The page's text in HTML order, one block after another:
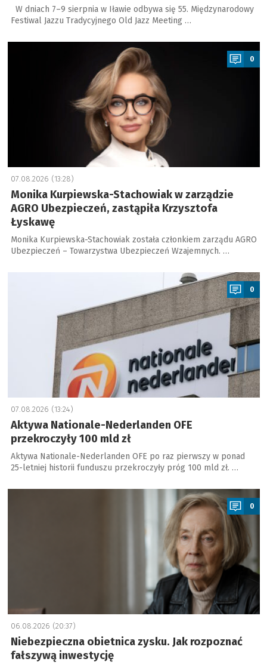
W dniach 7–9 sierpnia w Iławie odbywa się 55. Międzynarodowy
Festiwal Jazzu Tradycyjnego Old Jazz Meeting …
a
0
07.08.2026 (13:28)
Monika Kurpiewska-Stachowiak w zarządzie
AGRO Ubezpieczeń, zastąpiła Krzysztofa
Łyskawę
Monika Kurpiewska-Stachowiak została członkiem zarządu AGRO
Ubezpieczeń – Towarzystwa Ubezpieczeń Wzajemnych. …
0
07.08.2026 (13:24)
Aktywa Nationale-Nederlanden OFE
przekroczyły 100 mld zł
Aktywa Nationale-Nederlanden OFE po raz pierwszy w ponad
25-letniej historii funduszu przekroczyły próg 100 mld zł. …
a
0
06.08.2026 (20:37)
Niebezpieczna obietnica zysku. Jak rozpoznać
fałszywą inwestycję